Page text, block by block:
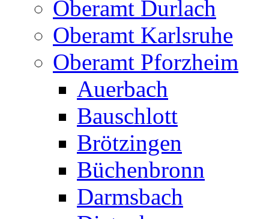
Oberamt Durlach
Oberamt Karlsruhe
Oberamt Pforzheim
Auerbach
Bauschlott
Brötzingen
Büchenbronn
Darmsbach